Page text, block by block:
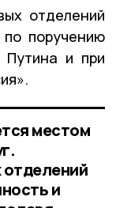
отделений
поручению
Путина и при
местом
отделений
и